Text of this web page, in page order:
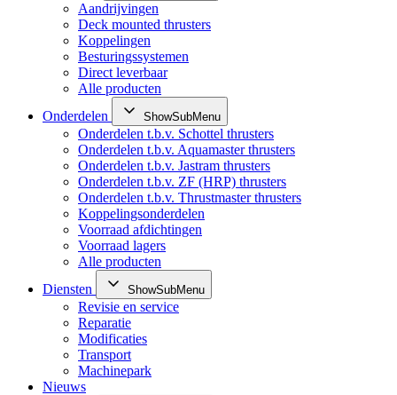
Aandrijvingen
Deck mounted thrusters
Koppelingen
Besturingssystemen
Direct leverbaar
Alle producten
Onderdelen
ShowSubMenu
Onderdelen t.b.v. Schottel thrusters
Onderdelen t.b.v. Aquamaster thrusters
Onderdelen t.b.v. Jastram thrusters
Onderdelen t.b.v. ZF (HRP) thrusters
Onderdelen t.b.v. Thrustmaster thrusters
Koppelingsonderdelen
Voorraad afdichtingen
Voorraad lagers
Alle producten
Diensten
ShowSubMenu
Revisie en service
Reparatie
Modificaties
Transport
Machinepark
Nieuws